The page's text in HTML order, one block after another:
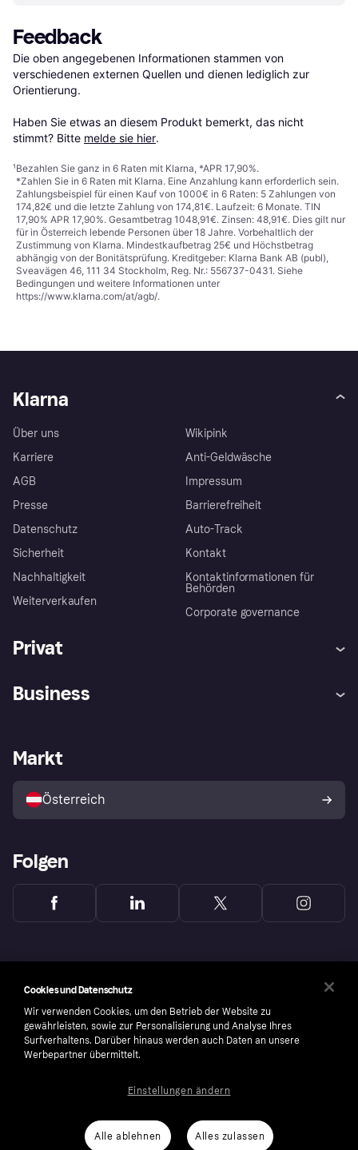
Feedback
Die oben angegebenen Informationen stammen von
verschiedenen externen Quellen und dienen lediglich zur
Orientierung.
Haben Sie etwas an diesem Produkt bemerkt, das nicht
stimmt? Bitte melde sie hier.
¹Bezahlen Sie ganz in 6 Raten mit Klarna, *APR 17,90%.
*Zahlen Sie in 6 Raten mit Klarna. Eine Anzahlung kann erforderlich sein.
Zahlungsbeispiel für einen Kauf von 1000€ in 6 Raten: 5 Zahlungen von
174,82€ und die letzte Zahlung von 174,81€. Laufzeit: 6 Monate. TIN
17,90% APR 17,90%. Gesamtbetrag 1048,91€. Zinsen: 48,91€. Dies gilt nur
für in Österreich lebende Personen über 18 Jahre. Vorbehaltlich der
Zustimmung von Klarna. Mindestkaufbetrag 25€ und Höchstbetrag
abhängig von der Bonitätsprüfung. Kreditgeber: Klarna Bank AB (publ),
Sveavägen 46, 111 34 Stockholm, Reg. Nr.: 556737-0431. Siehe
Bedingungen und weitere Informationen unter
https://www.klarna.com/at/agb/.
Klarna
Über uns
Karriere
AGB
Presse
Datenschutz
Sicherheit
Nachhaltigkeit
Weiterverkaufen
Wikipink
Anti-Geldwäsche
Impressum
Barrierefreiheit
Auto-Track
Kontakt
Kontaktinformationen für
Behörden
Corporate governance
Privat
Shops entdecken
Business
Händlerportal
Markt
Österreich
Folgen
number: 556737-0431
Cookies und Datenschutz
Wir verwenden Cookies, um den Betrieb der Website zu
gewährleisten, sowie zur Personalisierung und Analyse Ihres
Surfverhaltens. Darüber hinaus werden auch Daten an unsere
Werbepartner übermittelt.
Alle ablehnen Alles zulassen
Einstellungen ändern